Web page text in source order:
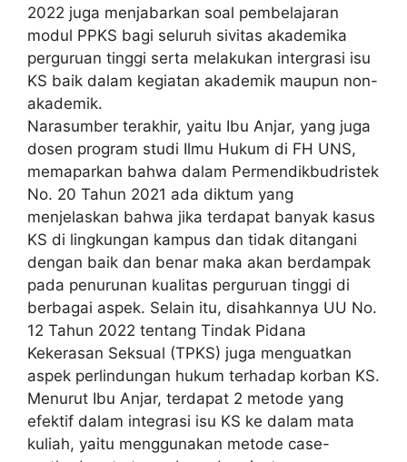
2022 juga menjabarkan soal pembelajaran
modul PPKS bagi seluruh sivitas akademika
perguruan tinggi serta melakukan intergrasi isu
KS baik dalam kegiatan akademik maupun non-
akademik.
Narasumber terakhir, yaitu Ibu Anjar, yang juga
dosen program studi Ilmu Hukum di FH UNS,
memaparkan bahwa dalam Permendikbudristek
No. 20 Tahun 2021 ada diktum yang
menjelaskan bahwa jika terdapat banyak kasus
KS di lingkungan kampus dan tidak ditangani
dengan baik dan benar maka akan berdampak
pada penurunan kualitas perguruan tinggi di
berbagai aspek. Selain itu, disahkannya UU No.
12 Tahun 2022 tentang Tindak Pidana
Kekerasan Seksual (TPKS) juga menguatkan
aspek perlindungan hukum terhadap korban KS.
Menurut Ibu Anjar, terdapat 2 metode yang
efektif dalam integrasi isu KS ke dalam mata
kuliah, yaitu menggunakan metode case-